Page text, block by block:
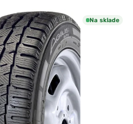
Na sklade